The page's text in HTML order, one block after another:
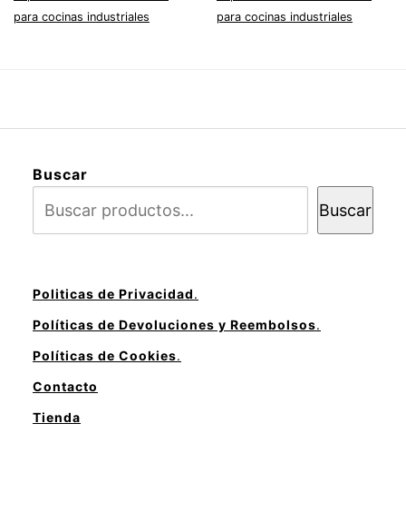
para cocinas industriales
para cocinas industriales
Buscar
Buscar
Politicas de Privacidad.
Políticas de Devoluciones y Reembolsos.
Políticas de Cookies.
Contacto
Tienda